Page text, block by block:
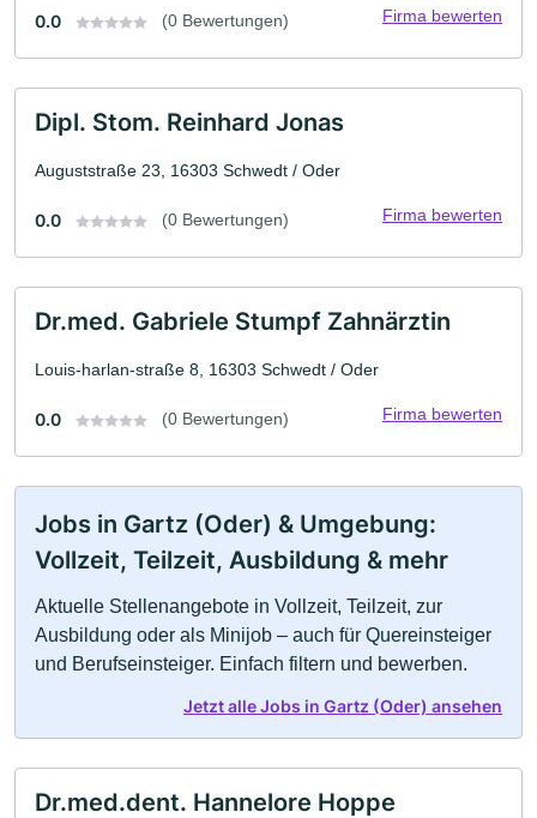
0.0 (0 Bewertungen) Firma bewerten
Dipl. Stom. Reinhard Jonas
Auguststraße 23, 16303 Schwedt / Oder
0.0 (0 Bewertungen) Firma bewerten
Dr.med. Gabriele Stumpf Zahnärztin
Louis-harlan-straße 8, 16303 Schwedt / Oder
0.0 (0 Bewertungen) Firma bewerten
Jobs in Gartz (Oder) & Umgebung:
Vollzeit, Teilzeit, Ausbildung & mehr
Aktuelle Stellenangebote in Vollzeit, Teilzeit, zur
Ausbildung oder als Minijob – auch für Quereinsteiger
und Berufseinsteiger. Einfach filtern und bewerben.
Jetzt alle Jobs in Gartz (Oder) ansehen
Dr.med.dent. Hannelore Hoppe